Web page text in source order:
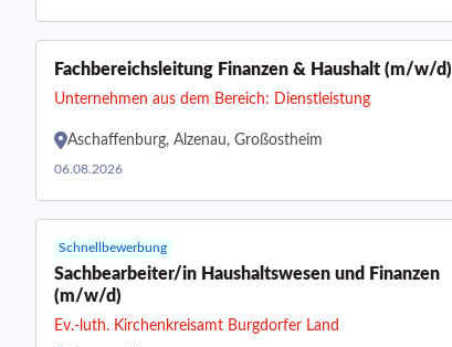
Fachbereichsleitung Finanzen & Haushalt (m/w/d)
Unternehmen aus dem Bereich: Dienstleistung
Aschaffenburg, Alzenau, Großostheim
06.08.2026
Schnellbewerbung
Sachbearbeiter/in Haushaltswesen und Finanzen
(m/w/d)
Ev.-luth. Kirchenkreisamt Burgdorfer Land